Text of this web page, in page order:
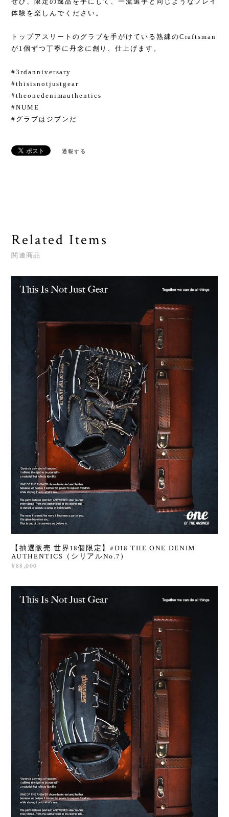
体験を楽しんでください。
トップアスリートのグラブを手がけている熟練のCraftsman
が1個ずつ丁寧に丹念に創り、仕上げます。
#3rdanniversary
#thisisnotjustgear
#theonedenimauthentics
#NUME
#グラブはジブンだ
通報する
Related Items
関連商品
【抽選販売 世界18個限定】#D18 THE ONE DENIM
AUTHENTICS（シリアルNo.7）
¥88,000